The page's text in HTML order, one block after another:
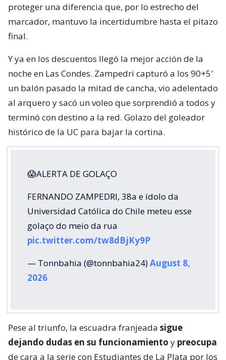
proteger una diferencia que, por lo estrecho del
marcador, mantuvo la incertidumbre hasta el pitazo
final.
Y ya en los descuentos llegó la mejor acción de la
noche en Las Condes. Zampedri capturó a los 90+5′
un balón pasado la mitad de cancha, vio adelentado
al arquero y sacó un voleo que sorprendió a todos y
terminó con destino a la red. Golazo del goleador
histórico de la UC para bajar la cortina.
😱ALERTA DE GOLAÇO
FERNANDO ZAMPEDRI, 38a e ídolo da
Universidad Católica do Chile meteu esse
golaço do meio da rua
pic.twitter.com/tw8dBjKy9P
— Tonnbahia (@tonnbahia24)August 8,
2026
Pese al triunfo, la escuadra franjeada sigue
dejando dudas en su funcionamiento y preocupa
de cara a la serie con Estudiantes de La Plata por los